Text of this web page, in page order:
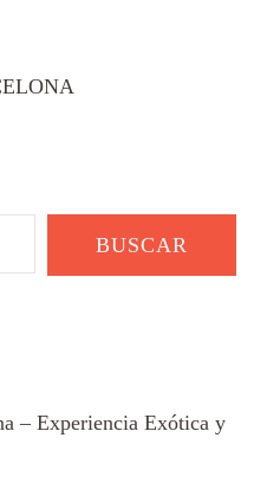
BUSCAR
– Experiencia Exótica y